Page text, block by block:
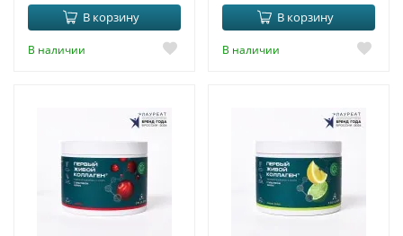
В корзину
В наличии
В корзину
В наличии